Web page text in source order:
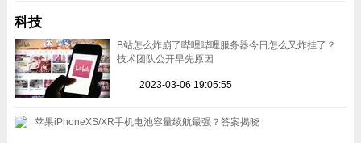
科技
B站怎么炸崩了哔哩哔哩服务器今日怎么又炸挂了？
技术团队公开早先原因
2023-03-06 19:05:55
苹果iPhoneXS/XR手机电池容量续航最强？答案揭晓